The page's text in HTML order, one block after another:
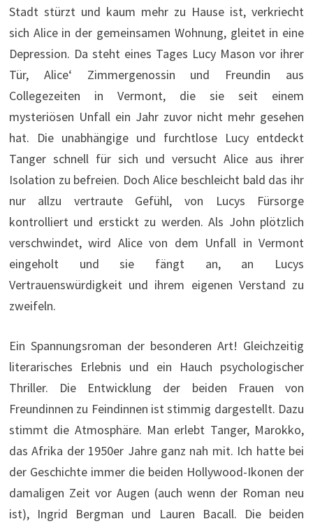
Stadt stürzt und kaum mehr zu Hause ist, verkriecht
sich Alice in der gemeinsamen Wohnung, gleitet in eine
Depression. Da steht eines Tages Lucy Mason vor ihrer
Tür, Alice‘ Zimmergenossin und Freundin aus
Collegezeiten in Vermont, die sie seit einem
mysteriösen Unfall ein Jahr zuvor nicht mehr gesehen
hat. Die unabhängige und furchtlose Lucy entdeckt
Tanger schnell für sich und versucht Alice aus ihrer
Isolation zu befreien. Doch Alice beschleicht bald das ihr
nur allzu vertraute Gefühl, von Lucys Fürsorge
kontrolliert und erstickt zu werden. Als John plötzlich
verschwindet, wird Alice von dem Unfall in Vermont
eingeholt und sie fängt an, an Lucys
Vertrauenswürdigkeit und ihrem eigenen Verstand zu
zweifeln.
Ein Spannungsroman der besonderen Art! Gleichzeitig
literarisches Erlebnis und ein Hauch psychologischer
Thriller. Die Entwicklung der beiden Frauen von
Freundinnen zu Feindinnen ist stimmig dargestellt. Dazu
stimmt die Atmosphäre. Man erlebt Tanger, Marokko,
das Afrika der 1950er Jahre ganz nah mit. Ich hatte bei
der Geschichte immer die beiden Hollywood-Ikonen der
damaligen Zeit vor Augen (auch wenn der Roman neu
ist), Ingrid Bergman und Lauren Bacall. Die beiden